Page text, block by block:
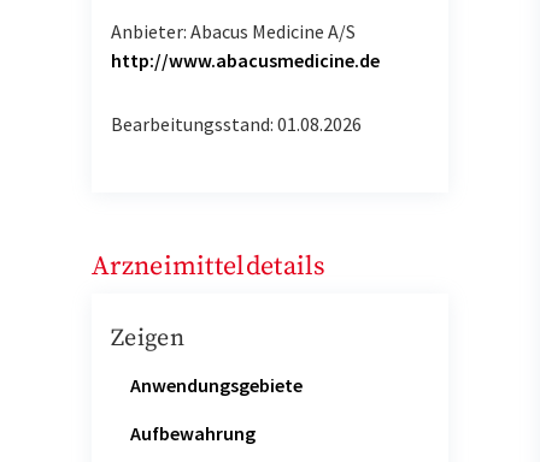
Anbieter: Abacus Medicine A/S
http://www.abacusmedicine.de
Bearbeitungsstand: 01.08.2026
Arzneimitteldetails
Zeigen
Anwendungsgebiete
Aufbewahrung